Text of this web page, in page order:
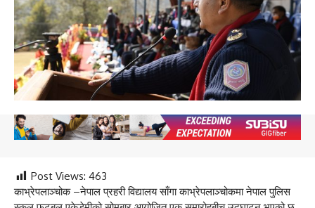
Post Views: 463
काभ्रेपलाञ्चोक –नेपाल प्रहरी विद्यालय साँगा काभ्रेपलाञ्चोकमा नेपाल पुलिस